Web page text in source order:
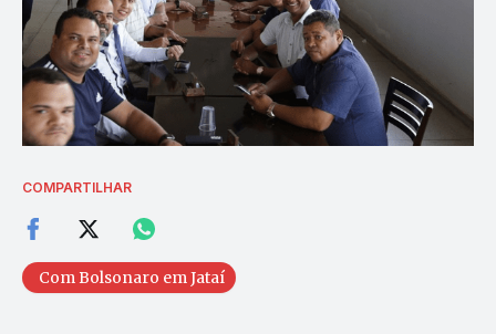
COMPARTILHAR
Com Bolsonaro em Jataí